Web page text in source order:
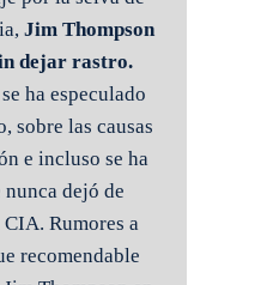
Jim Thompson
dejar rastro.
ha especulado
sobre las causas
e incluso se ha
dejó de
Rumores a
recomendable